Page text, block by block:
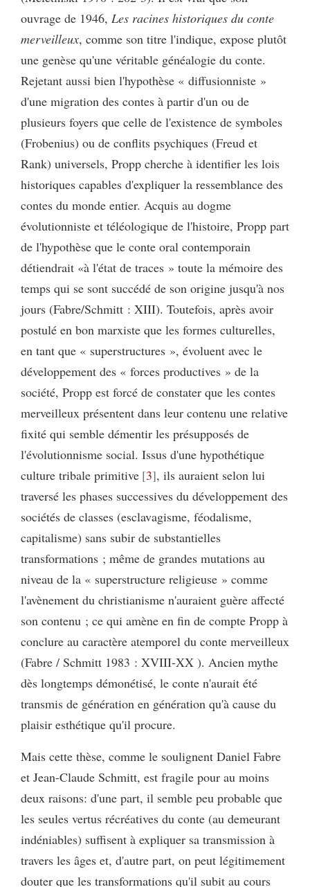
ouvrage de 1946, Les racines historiques du conte
merveilleux, comme son titre l'indique, expose plutôt
une genèse qu'une véritable généalogie du conte.
Rejetant aussi bien l'hypothèse « diffusionniste »
d'une migration des contes à partir d'un ou de
plusieurs foyers que celle de l'existence de symboles
(Frobenius) ou de conflits psychiques (Freud et
Rank) universels, Propp cherche à identifier les lois
historiques capables d'expliquer la ressemblance des
contes du monde entier. Acquis au dogme
évolutionniste et téléologique de l'histoire, Propp part
de l'hypothèse que le conte oral contemporain
détiendrait «à l'état de traces » toute la mémoire des
temps qui se sont succédé de son origine jusqu'à nos
jours (Fabre/Schmitt : XIII). Toutefois, après avoir
postulé en bon marxiste que les formes culturelles,
en tant que « superstructures », évoluent avec le
développement des « forces productives » de la
société, Propp est forcé de constater que les contes
merveilleux présentent dans leur contenu une relative
fixité qui semble démentir les présupposés de
l'évolutionnisme social. Issus d'une hypothétique
culture tribale primitive 3 , ils auraient selon lui
traversé les phases successives du développement des
sociétés de classes (esclavagisme, féodalisme,
capitalisme) sans subir de substantielles
transformations ; même de grandes mutations au
niveau de la « superstructure religieuse » comme
l'avènement du christianisme n'auraient guère affecté
son contenu ; ce qui amène en fin de compte Propp à
conclure au caractère atemporel du conte merveilleux
(Fabre / Schmitt 1983 : XVIII-XX ). Ancien mythe
dès longtemps démonétisé, le conte n'aurait été
transmis de génération en génération qu'à cause du
plaisir esthétique qu'il procure.
Mais cette thèse, comme le soulignent Daniel Fabre
et Jean-Claude Schmitt, est fragile pour au moins
deux raisons: d'une part, il semble peu probable que
les seules vertus récréatives du conte (au demeurant
indéniables) suffisent à expliquer sa transmission à
travers les âges et, d'autre part, on peut légitimement
douter que les transformations qu'il subit au cours